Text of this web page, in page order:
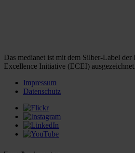
Das medianet ist mit dem Silber-Label der
Excellence Initiative (ECEI) ausgezeichnet.
Impressum
Datenschutz